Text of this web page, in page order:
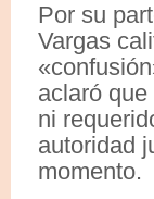
Por su
Vargas
aclaró
ni
autoridad
momento.